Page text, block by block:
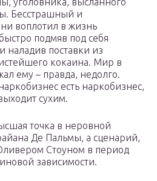
Бесстрашный и
воплотил в жизнь
подмяв под себя
наладив поставки из
кокаина. Мир в
ему – правда, недолго.
есть наркобизнес,
сухим.
точка в неровной
Де Пальмы, а сценарий,
Стоуном в период
зависимости.